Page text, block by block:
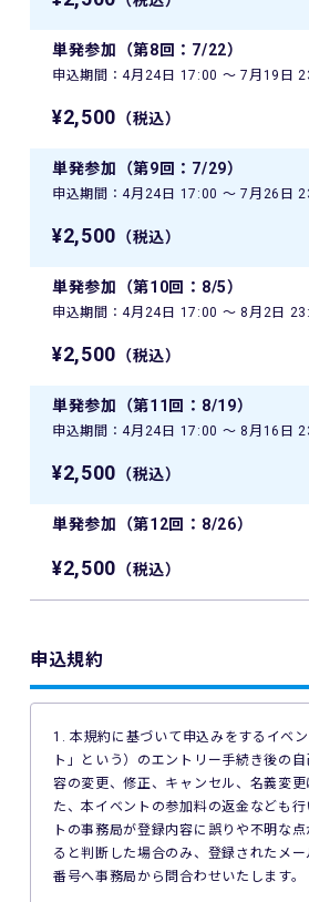
単発参加（第8回：7/22）
申込期間：4月24日 17:00 〜 7月19日
¥2,500 （税込）
単発参加（第9回：7/29）
申込期間：4月24日 17:00 〜 7月26日
¥2,500 （税込）
単発参加（第10回：8/5）
申込期間：4月24日 17:00 〜 8月2日
¥2,500 （税込）
単発参加（第11回：8/19）
申込期間：4月24日 17:00 〜 8月16日
¥2,500 （税込）
単発参加（第12回：8/26）
¥2,500 （税込）
申込規約
1. 本規約に基づいて申込みをするイベ
ト」という）のエントリー手続き後の
容の変更、修正、キャンセル、名義変
た、本イベントの参加料の返金なども
トの事務局が登録内容に誤りや不明な
ると判断した場合のみ、登録されたメ
番号へ事務局から問合わせいたします。